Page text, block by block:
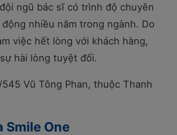
ngũ bác sĩ có trình độ chuyên
nhiều năm trong ngành. Do
việc hết lòng với khách hàng,
hài lòng tuyệt đối.
545 Vũ Tông Phan, thuộc Thanh
Smile One